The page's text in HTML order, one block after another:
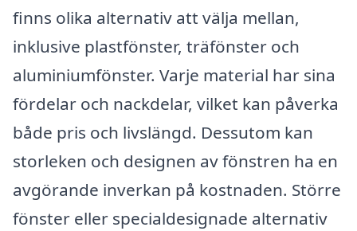
finns olika alternativ att välja mellan,
inklusive plastfönster, träfönster och
aluminiumfönster. Varje material har sina
fördelar och nackdelar, vilket kan påverka
både pris och livslängd. Dessutom kan
storleken och designen av fönstren ha en
avgörande inverkan på kostnaden. Större
fönster eller specialdesignade alternativ